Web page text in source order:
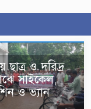
ছাত্র ও দরিদ্র
সাইকেল,
ও ভ্যান